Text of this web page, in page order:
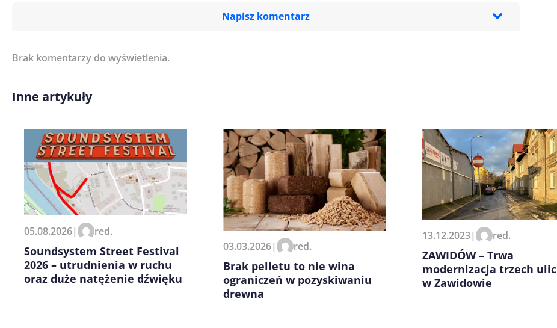
Napisz komentarz
Imię/ Nick*
Zapamiętaj moje dane w tej przeglądarce podczas pisania
Brak komentarzy do wyświetlenia.
Inne artykuły
05.08.2026| red.
Soundsystem Street Festival
2026 – utrudnienia w ruchu
oraz duże natężenie dźwięku
03.03.2026| red.
Brak pelletu to nie wina
ograniczeń w pozyskiwaniu
drewna
13.12.2023| red.
ZAWIDÓW – Trwa
modernizacja trzech ulic
w Zawidowie